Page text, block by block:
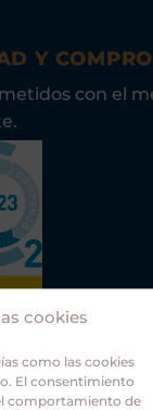
cookies
como las cookies
El consentimiento
comportamiento de
Y
con el
Guías
León.